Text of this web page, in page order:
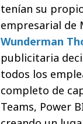
tenían su
empresarial de
Wunderman
publicitaria
todos los
completo de
Teams, Power